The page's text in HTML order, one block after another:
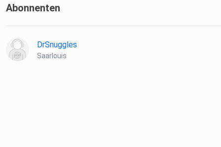
Abonnenten
DrSnuggles
Saarlouis